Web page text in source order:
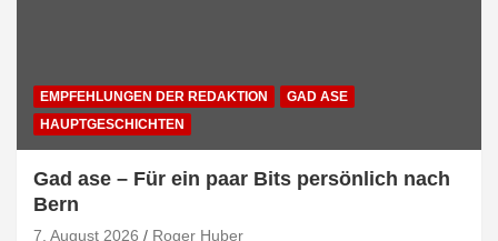
EMPFEHLUNGEN DER REDAKTION
GAD ASE
HAUPTGESCHICHTEN
Gad ase – Für ein paar Bits persönlich nach
Bern
7. August 2026 Roger Huber